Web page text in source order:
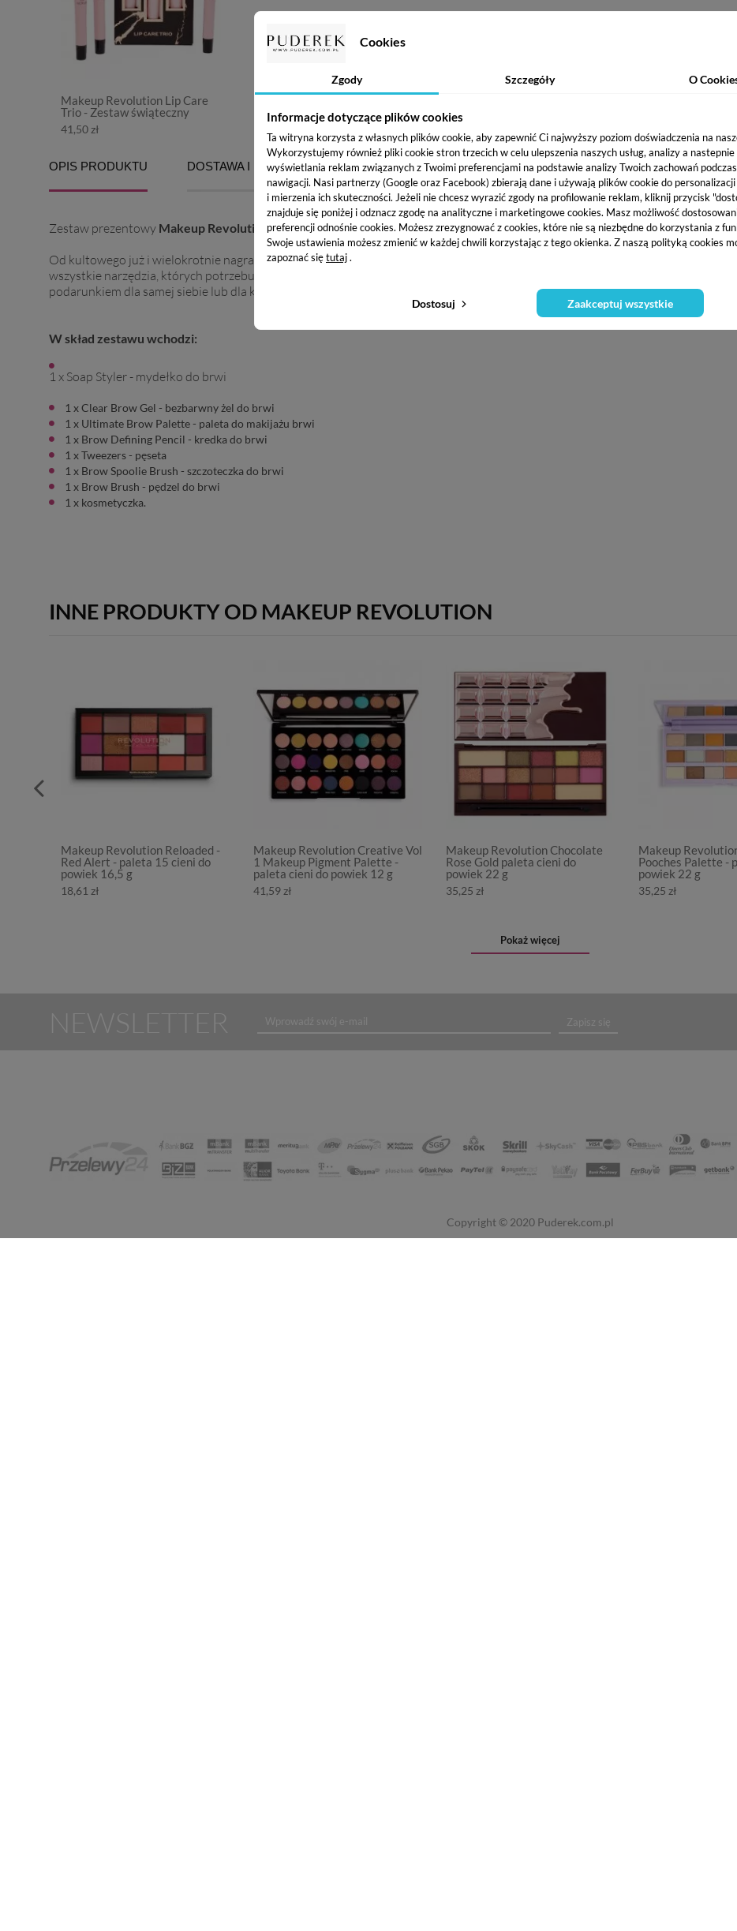
Cookies
Zgody Szczegóły O
Informacje dotyczące plików cookies
Ta witryna korzysta z własnych plików cookie, aby zapewnić Ci najwyższy poziom doświadczenia na
Wykorzystujemy również pliki cookie stron trzecich w celu ulepszenia naszych usług, analizy a nastepnie
wyświetlania reklam związanych z Twoimi preferencjami na podstawie analizy Twoich zachowań podczas
nawigacji. Nasi partnerzy (Google oraz Facebook) zbierają dane i używają plików cookie do
i mierzenia ich skuteczności. Jeżeli nie chcesz wyrazić zgody na profilowanie reklam, kliknij przycisk
znajduje się poniżej i odznacz zgodę na analityczne i marketingowe cookies. Masz możliwość
preferencji odnośnie cookies. Możesz zrezygnować z cookies, które nie są niezbędne do korzystania z
Swoje ustawienia możesz zmienić w każdej chwili korzystając z tego okienka. Z naszą polityką cookies
zapoznać siętutaj.
Dostosuj Zaakceptuj wszystkie
Makeup Revolution Lip Care
Trio - Zestaw świąteczny
41,50 zł
OPIS PRODUKTU DOSTAWA I PŁATNOŚĆ
Zestaw prezentowy Makeup Revolution The Brow Shaping Kitposiada wszystko, czego potrzebujesz, aby Twoje marzenia o
Od kultowego już i wielokrotnie nagradzanegoBrow Soap Styler
po 12-odcieniową paletę do definiowania brwi. Dzięki temu
wszystkie narzędzia, których potrzebujesz do uzyskania perfekcyjnych brwi! Całość zapakowana jest w pojemną, elegancką
podarunkiem dla samej siebie lub dla kogoś bliskiego.
W skład zestawu wchodzi:
1 x Soap Styler​ - mydełko do brwi
1 x Clear Brow Gel ​- bezbarwny żel do brwi
1 x Ultimate Brow Palette​ - paleta do makijażu brwi
1 x Brow Defining Pencil​ - kredka do brwi
1 x Tweezers​ - pęseta
1 x Brow Spoolie​ Brush - szczoteczka do brwi
1 x Brow Brush ​- pędzel do brwi
1 x kosmetyczka.
INNE PRODUKTY OD MAKEUP REVOLUTION
Makeup Revolution Reloaded -
Red Alert - paleta 15 cieni do
powiek 16,5 g
18,61 zł
Makeup Revolution Creative Vol
1 Makeup Pigment Palette -
paleta cieni do powiek 12 g
41,59 zł
Makeup Revolution Chocolate
Rose Gold paleta cieni do
powiek 22 g
35,25 zł
Makeup
Pooches Palette -
powiek 22 g
35,25 zł
Pokaż więcej
NEWSLETTER Zapisz się
Copyright © 2020 Puderek.com.pl